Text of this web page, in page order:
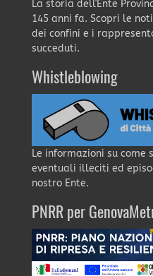
La storia dell'Ente
145 anni fa. Scopri le
dei confini e i
succeduti.
Whistleblowing
Le informazioni su come
eventuali illeciti ed
nostro Ente.
PNRR per